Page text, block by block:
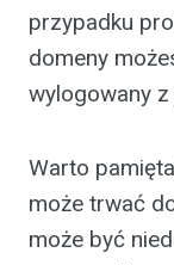
przypadku
domeny
wylogowany
Warto
może trwać
może być